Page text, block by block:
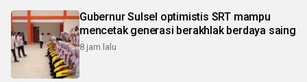
Gubernur Sulsel optimistis SRT mampu
mencetak generasi berakhlak berdaya saing
8 jam lalu